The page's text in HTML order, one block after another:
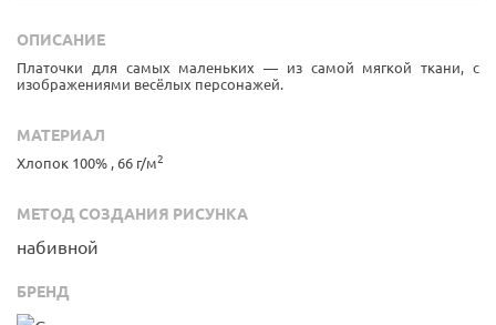
ОПИСАНИЕ
Платочки для самых маленьких — из самой мягкой ткани, с
изображениями весёлых персонажей.
МАТЕРИАЛ
Хлопок 100% , 66 г/м2
МЕТОД СОЗДАНИЯ РИСУНКА
набивной
БРЕНД